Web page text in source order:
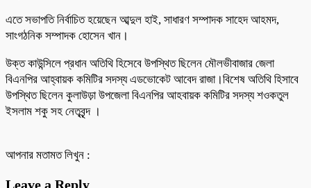
এতে সভাপতি নির্বাচিত হয়েছেন আব্দুল হাই, সাধারণ সম্পাদক সাহেদ আহমদ,
সাংগঠনিক সম্পাদক হোসেন খান।
উক্ত কাউন্সিলে প্রধান অতিথি হিসেবে উপস্থিত ছিলেন মৌলভীবাজার জেলা
বিএনপির আহ্বায়ক কমিটির সদস্য এডভোকেট আবেদ রাজা।বিশেষ অতিথি হিসাবে
উপস্থিত ছিলেন কুলাউড়া উপজেলা বিএনপির আহবায়ক কমিটির সদস্য শওকতুল
ইসলাম শকু সহ নেতৃবৃন্দ ।
আপনার মতামত লিখুন :
Leave a Reply